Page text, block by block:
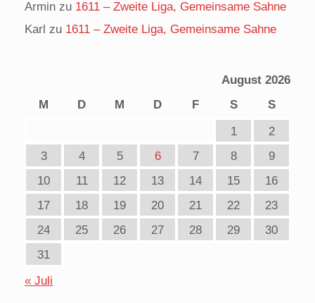
Armin zu 1611 – Zweite Liga, Gemeinsame Sahne
Karl zu 1611 – Zweite Liga, Gemeinsame Sahne
August 2026
M
D M D F S
S
1
2
3
4 5 6 7 8
9
10
11 12 13 14 15
16
17
18 19 20 21 22
23
24
25 26 27 28 29
30
31
« Juli